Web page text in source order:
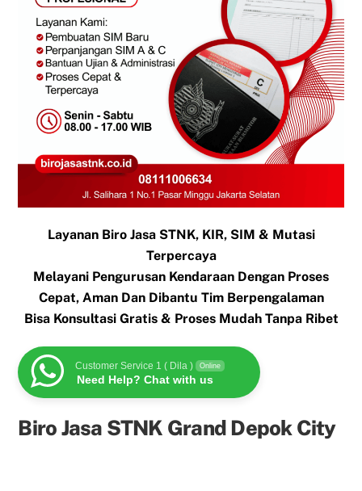
Layanan Biro Jasa STNK, KIR, SIM & Mutasi
Terpercaya
Melayani Pengurusan Kendaraan Dengan Proses
Cepat, Aman Dan Dibantu Tim Berpengalaman
Bisa Konsultasi Gratis & Proses Mudah Tanpa Ribet
Customer Service 1 ( Dila ) Online
Need Help? Chat with us
Biro Jasa STNK Grand Depok City